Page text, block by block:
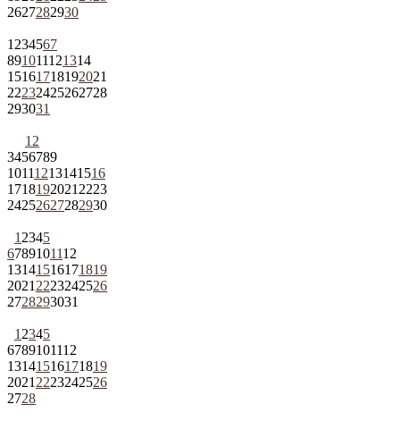
2627282930
1 234567
891011121314
15161718192021
22232425262728
293031
1 2
3456789
10111213141516
1718192021 2223
24252627282930
1 2345
6789101112
13141516171819
2021 2223242526
2728293031
1 2345
6789101112
13141516171819
2021 2223242526
2728